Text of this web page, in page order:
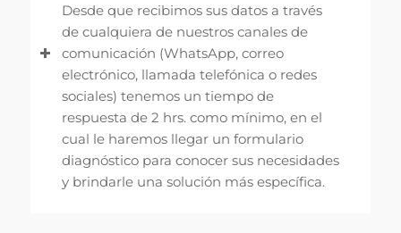
Desde que recibimos sus datos a través
de cualquiera de nuestros canales de
comunicación (WhatsApp, correo
electrónico, llamada telefónica o redes
sociales) tenemos un tiempo de
respuesta de 2 hrs. como mínimo, en el
cual le haremos llegar un formulario
diagnóstico para conocer sus necesidades
y brindarle una solución más específica.